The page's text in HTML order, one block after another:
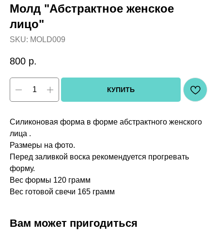
Молд "Абстрактное женское
лицо"
SKU: MOLD009
800 р.
КУПИТЬ
Силиконовая форма в форме абстрактного женского
лица .
Размеры на фото.
Перед заливкой воска рекомендуется прогревать
форму.
Вес формы 120 грамм
Вес готовой свечи 165 грамм
Вам может пригодиться